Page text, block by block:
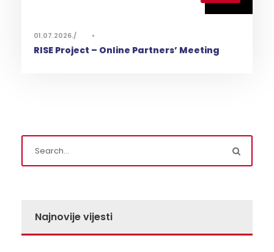
01.07.2026. •
RISE Project – Online Partners’ Meeting
Najnovije vijesti